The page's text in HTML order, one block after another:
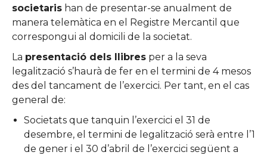
societaris han de presentar-se anualment de
manera telemàtica en el Registre Mercantil que
correspongui al domicili de la societat.
La presentació dels llibres per a la seva
legalització s’haurà de fer en el termini de 4 mesos
des del tancament de l’exercici. Per tant, en el cas
general de:
Societats que tanquin l’exercici el 31 de
desembre, el termini de legalització serà entre l’1
de gener i el 30 d’abril de l’exercici següent a